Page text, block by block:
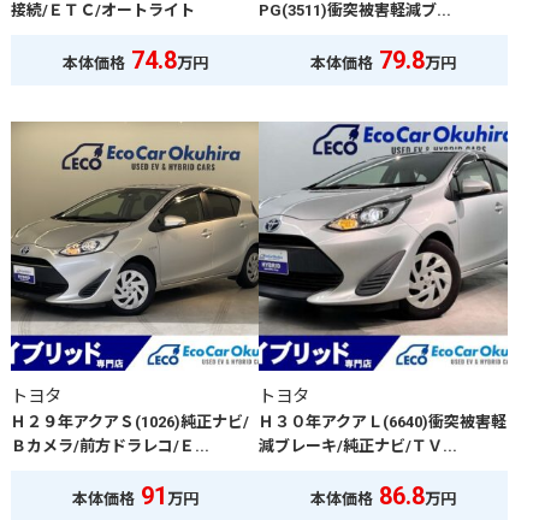
接続/ＥＴＣ/オートライト
本体価格 74.8万円
PG(3511)衝突被害軽減ブ...
本体価格 79.8万円
トヨタ
Ｈ２９年アクアＳ(1026)純正ナビ/
Ｂカメラ/前方ドラレコ/Ｅ...
本体価格 91 万円
トヨタ
Ｈ３０年アクアＬ(6640)衝突被害軽
減ブレーキ/純正ナビ/ＴＶ...
本体価格 86.8万円